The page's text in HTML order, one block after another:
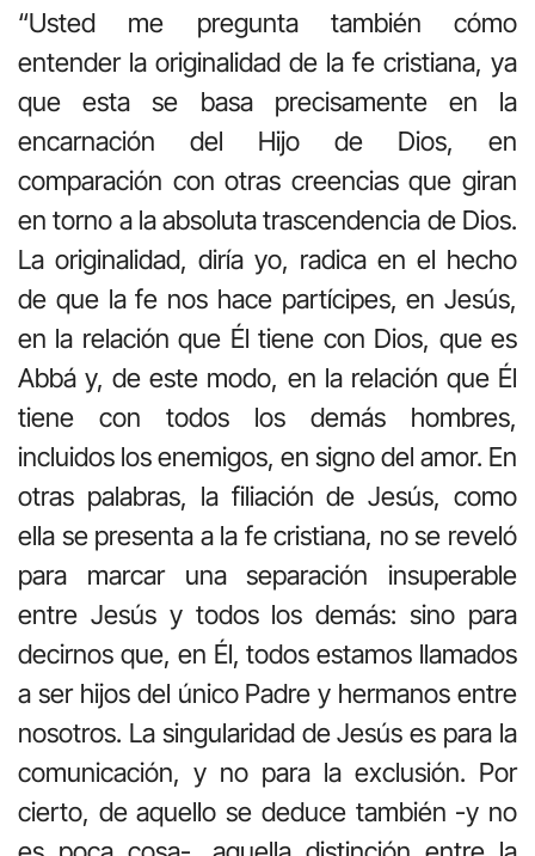
“Usted me pregunta también cómo
entender la originalidad de la fe cristiana, ya
que esta se basa precisamente en la
encarnación del Hijo de Dios, en
comparación con otras creencias que giran
en torno a la absoluta trascendencia de Dios.
La originalidad, diría yo, radica en el hecho
de que la fe nos hace partícipes, en Jesús,
en la relación que Él tiene con Dios, que es
Abbá y, de este modo, en la relación que Él
tiene con todos los demás hombres,
incluidos los enemigos, en signo del amor. En
otras palabras, la filiación de Jesús, como
ella se presenta a la fe cristiana, no se reveló
para marcar una separación insuperable
entre Jesús y todos los demás: sino para
decirnos que, en Él, todos estamos llamados
a ser hijos del único Padre y hermanos entre
nosotros. La singularidad de Jesús es para la
comunicación, y no para la exclusión. Por
cierto, de aquello se deduce también -y no